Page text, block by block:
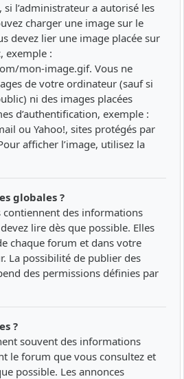
si l’administrateur a autorisé les
charger une image sur le
devez lier une image placée sur
exemple :
mon-image.gif. Vous ne
de votre ordinateur (sauf si
ni des images placées
d’authentification, exemple :
ou Yahoo!, sites protégés par
afficher l’image, utilisez la
globales ?
contiennent des informations
lire dès que possible. Elles
chaque forum et dans votre
La possibilité de publier des
des permissions définies par
?
souvent des informations
le forum que vous consultez et
possible. Les annonces